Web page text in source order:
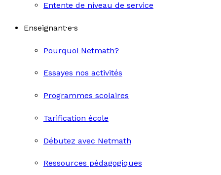
Entente de niveau de service
Enseignant·e·s
Pourquoi Netmath?
Essayes nos activités
Programmes scolaires
Tarification école
Débutez avec Netmath
Ressources pédagogiques